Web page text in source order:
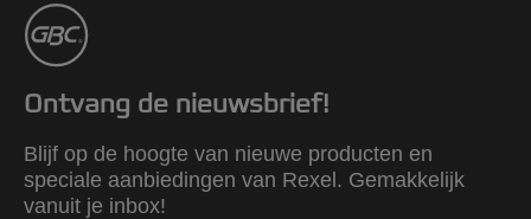
Ontvang de nieuwsbrief!
Blijf op de hoogte van nieuwe producten en
speciale aanbiedingen van Rexel. Gemakkelijk
vanuit je inbox!